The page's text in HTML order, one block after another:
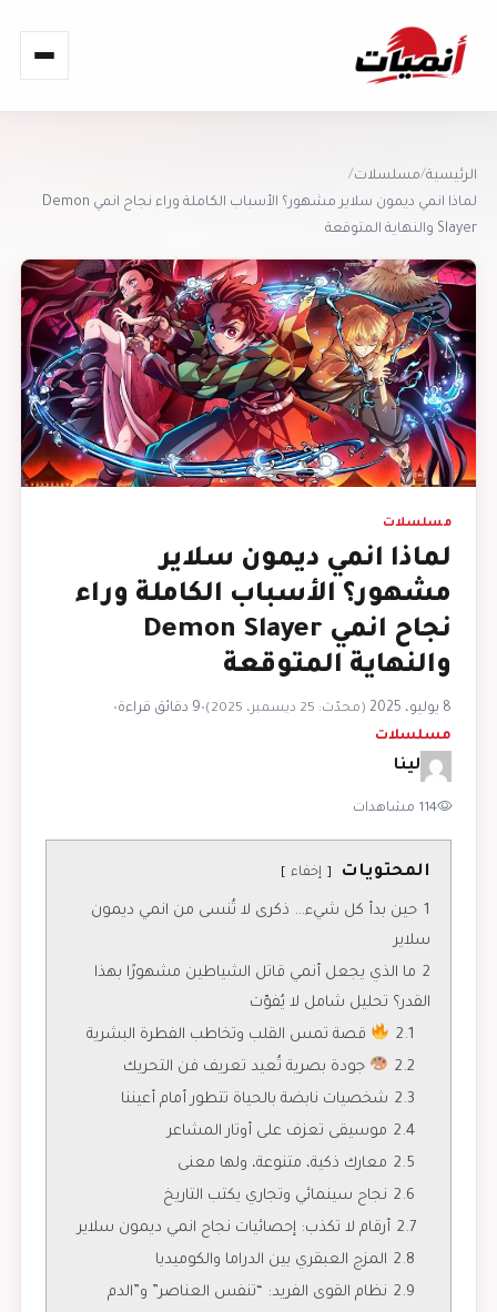
القائمة
الرئيسية/مسلسلات/
لماذا انمي ديمون سلاير مشهور؟ الأسباب الكاملة وراء نجاح انمي Demon
Slayer والنهاية المتوقعة
مسلسلات
لماذا انمي ديمون سلاير
مشهور؟ الأسباب الكاملة وراء
نجاح انمي Demon Slayer
والنهاية المتوقعة
8 يوليو، 2025 (محدّث: 25 ديسمبر، 2025) •9 دقائق قراءة
•
مسلسلات
لينا
114 مشاهدات
المحتويات إخفاء
1 حين بدأ كل شيء… ذكرى لا تُنسى من انمي ديمون
سلاير
2 ما الذي يجعل أنمي قاتل الشياطين مشهورًا بهذا
القدر؟ تحليل شامل لا يُفوّت
2.1
قصة تمس القلب وتخاطب الفطرة البشرية
2.2
جودة بصرية تُعيد تعريف فن التحريك
2.3 شخصيات نابضة بالحياة تتطور أمام أعيننا
2.4 موسيقى تعزف على أوتار المشاعر
2.5 معارك ذكية، متنوعة، ولها معنى
2.6 نجاح سينمائي وتجاري يكتب التاريخ
2.7 أرقام لا تكذب: إحصائيات نجاح انمي ديمون سلاير
2.8 المزج العبقري بين الدراما والكوميديا
2.9 نظام القوى الفريد: “تنفس العناصر” و”الدم